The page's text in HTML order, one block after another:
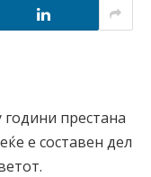
престана
е составен дел